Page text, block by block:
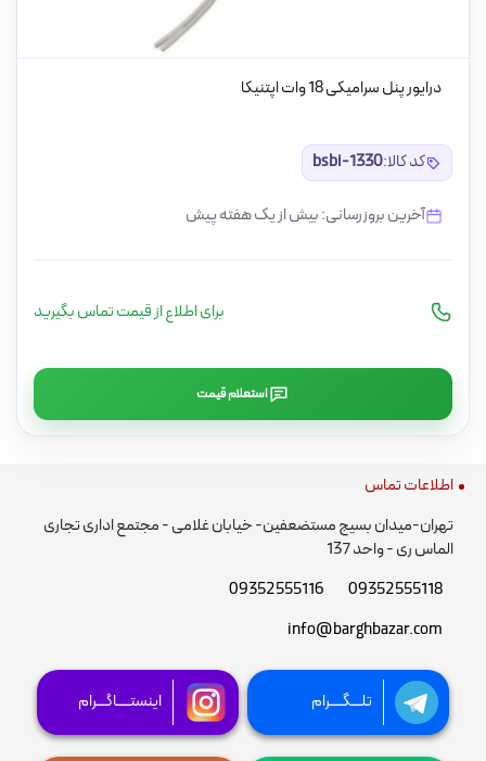
درایور پنل سرامیکی 18 وات اپتنیکا
کد کالا:bsbi-1330
آخرین بروزرسانی: بیش از یک هفته پیش
برای اطلاع از قیمت تماس بگیرید
استعلام قیمت
اطلاعات تماس
تهران-میدان بسیج مستضعفین- خیابان غلامی - مجتمع اداری تجاری
الماس ری - واحد 137
09352555118
09352555116
info@barghbazar.com
تلـــگــــرام اینستــــاگـــرام